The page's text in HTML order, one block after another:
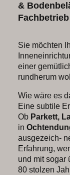
&
Sie möchten
einer
rundherum
Wie wäre es
Eine subtile
Ob Parkett,
in
ausgezeich-
Erfahrung,
und mit sogar
80 stolzen